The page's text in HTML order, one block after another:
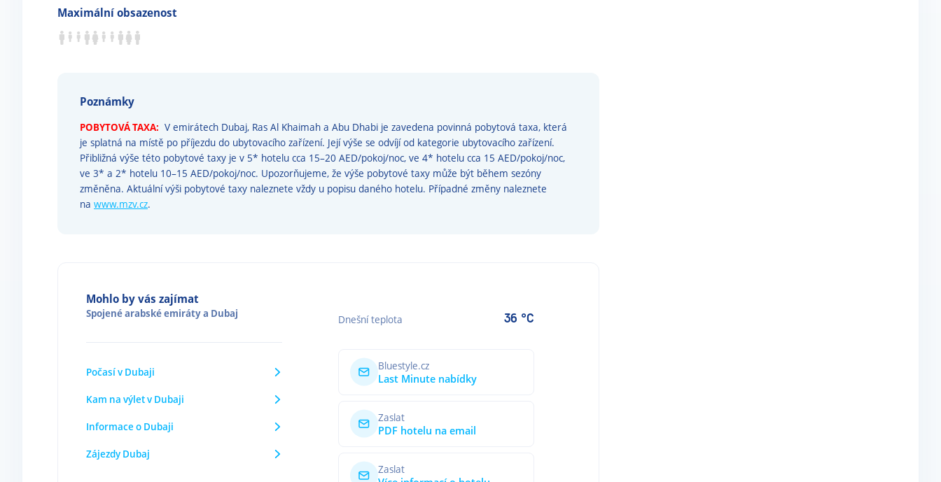
Maximální obsazenost
Poznámky
POBYTOVÁ TAXA: V emirátech Dubaj, Ras Al Khaimah a Abu Dhabi je zavedena povinná pobytová taxa, která
je splatná na místě po příjezdu do ubytovacího zařízení. Její výše se odvíjí od kategorie ubytovacího zařízení.
Přibližná výše této pobytové taxy je v 5* hotelu cca 15–20 AED/pokoj/noc, ve 4* hotelu cca 15 AED/pokoj/noc,
ve 3* a 2* hotelu 10–15 AED/pokoj/noc. Upozorňujeme, že výše pobytové taxy může být během sezóny
změněna. Aktuální výši pobytové taxy naleznete vždy u popisu daného hotelu. Případné změny naleznete
na www.mzv.cz.
Mohlo by vás zajímat
Spojené arabské emirátya Dubaj
Počasí v Dubaji
Kam na výlet v Dubaji
Informace o Dubaji
Zájezdy Dubaj
Dnešní teplota 36 °C
Bluestyle.cz
Last Minute nabídky
Zaslat
PDF hotelu na email
Zaslat